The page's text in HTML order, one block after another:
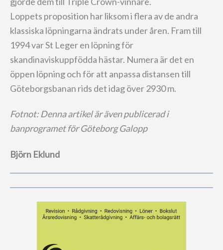
Loppets proposition har liksom i flera av de andra
klassiska löpningarna ändrats under åren. Fram till
1994 var St Leger en löpning för
skandinaviskuppfödda hästar. Numera är det en
öppen löpning och för att anpassa distansen till
Göteborgsbanan rids det idag över 2930 m.
Fotnot: Denna artikel är även publicerad i
banprogramet för Göteborg Galopp
Björn Eklund